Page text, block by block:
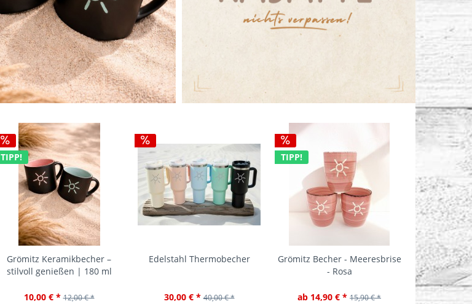
TIPP!
Grömitz Keramikbecher –
stilvoll genießen | 180 ml
10,00 € * 12,00 € *
Edelstahl Thermobecher
30,00 € * 40,00 € *
TIPP!
Grömitz Becher - Meeresbrise
- Rosa
ab 14,90 € * 15,90 € *
Grömitz
-